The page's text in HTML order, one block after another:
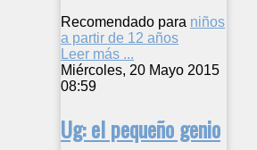
Recomendado para niños
a partir de 12 años
Leer más ...
Miércoles, 20 Mayo 2015
08:59
Ug: el pequeño genio